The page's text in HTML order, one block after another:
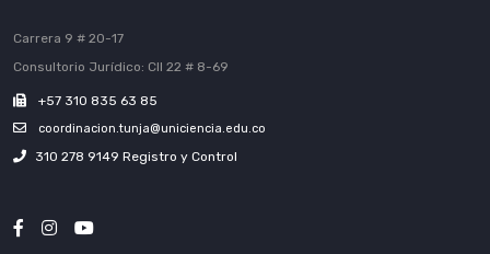
Carrera 9 # 20-17
Consultorio Jurídico: Cll 22 # 8-69
+57 310 835 63 85
coordinacion.tunja@uniciencia.edu.co
310 278 9149 Registro y Control